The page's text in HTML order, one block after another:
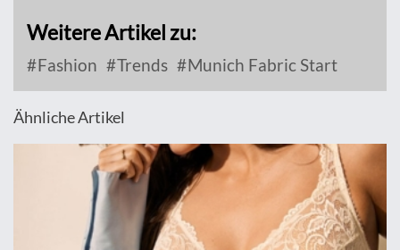
Weitere Artikel zu:
Fashion Trends Munich Fabric Start
Ähnliche Artikel